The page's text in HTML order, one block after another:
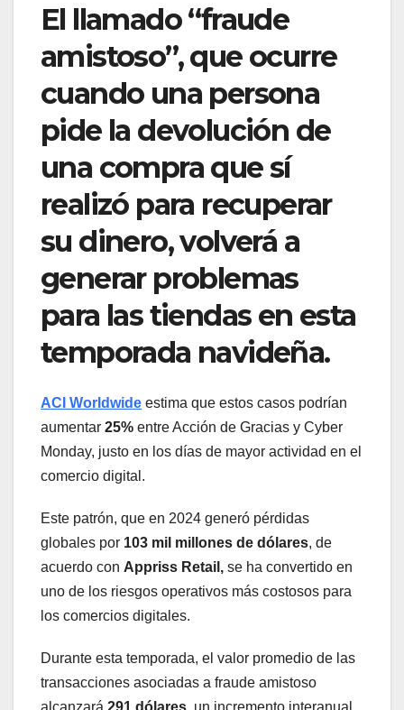
El llamado “fraude
amistoso”, que ocurre
cuando una persona
pide la devolución de
una compra que sí
realizó para recuperar
su dinero, volverá a
generar problemas
para las tiendas en esta
temporada navideña.
ACI Worldwide estima que estos casos podrían
aumentar 25% entre Acción de Gracias y Cyber
Monday, justo en los días de mayor actividad en el
comercio digital.
Este patrón, que en 2024 generó pérdidas
globales por 103 mil millones de dólares, de
acuerdo con Appriss Retail, se ha convertido en
uno de los riesgos operativos más costosos para
los comercios digitales.
Durante esta temporada, el valor promedio de las
transacciones asociadas a fraude amistoso